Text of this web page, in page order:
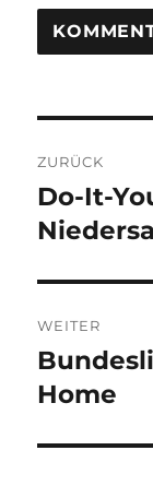
ZURÜCK
Vorheriger
Beitrag:
Do-It-
WEITER
Nächster
Beitrag:
Home